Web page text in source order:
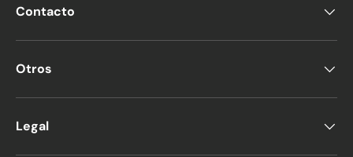
Contacto
Otros
Legal